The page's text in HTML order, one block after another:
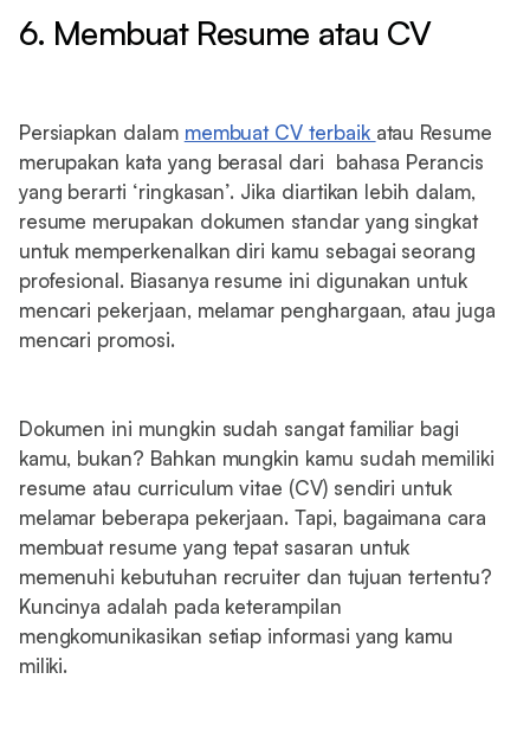
6. Membuat Resume atau CV
Persiapkan dalam membuat CV terbaik atau Resume
merupakan kata yang berasal dari bahasa Perancis
yang berarti ‘ringkasan’. Jika diartikan lebih dalam,
resume merupakan dokumen standar yang singkat
untuk memperkenalkan diri kamu sebagai seorang
profesional. Biasanya resume ini digunakan untuk
mencari pekerjaan, melamar penghargaan, atau juga
mencari promosi.
Dokumen ini mungkin sudah sangat familiar bagi
kamu, bukan? Bahkan mungkin kamu sudah memiliki
resume atau curriculum vitae (CV) sendiri untuk
melamar beberapa pekerjaan. Tapi, bagaimana cara
membuat resume yang tepat sasaran untuk
memenuhi kebutuhan recruiter dan tujuan tertentu?
Kuncinya adalah pada keterampilan
mengkomunikasikan setiap informasi yang kamu
miliki.